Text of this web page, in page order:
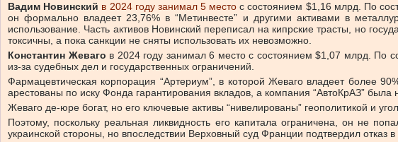
Вадим Новинский в 2024 году занимал 5 место с состоянием $1,16 млрд. По
он формально владеет 23,76% в “Метинвесте” и другими активами в
использование. Часть активов Новинский переписал на кипрские трасты, но
токсичны, а пока санкции не сняты использовать их невозможно.
Константин Жеваго в 2024 году занимал 6 место с состоянием $1,07 млрд. По
из-за судебных дел и государственных ограничений.
Фармацевтическая корпорация “Артериум”, в которой Жеваго владеет более
арестованы по иску Фонда гарантирования вкладов, а компания “АвтоКрАЗ” была
Жеваго де-юре богат, но его ключевые активы “нивелированы” геополитикой и
Поэтому, поскольку реальная ликвидность его капитала ограничена, он не
украинской стороны, но впоследствии Верховный суд Франции подтвердил отказ в